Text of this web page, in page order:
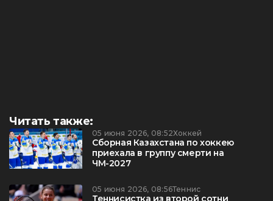
Читать также:
05 июня 2026, 08:52Хоккей
Сборная Казахстана по хоккею
приехала в группу смерти на
ЧМ-2027
05 июня 2026, 08:56Теннис
Теннисистка из второй сотни